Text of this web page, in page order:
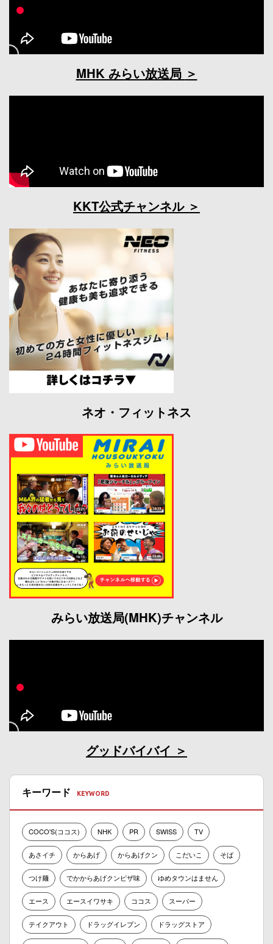
MHK みらい放送局
KKT公式チャンネル
ネオ・フィットネス
みらい放送局(MHK)チャンネル
グッドバイバイ
キーワード
COCO'S(ココス) NHK PR SWISS TV
あさイチ からあげ からあげクン こだいこ そば
つけ麺 でかからあげクンピザ味 ゆめタウンはません
エース エースイワサキ ココス スーパー
テイクアウト ドラッグイレブン ドラッグストア